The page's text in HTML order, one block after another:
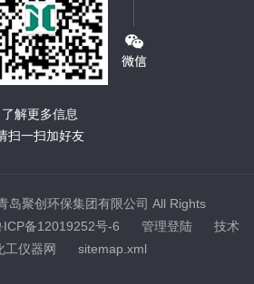
了解更多信息
扫一扫加好友
岛聚创环保集团有限公司 All Rights
ICP备12019252号-6 管理登陆技术
工仪器网 sitemap.xml